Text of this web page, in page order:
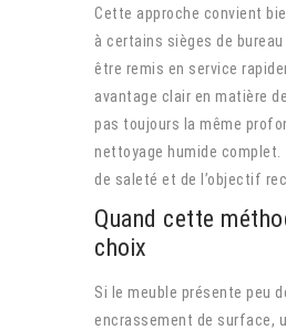
Cette approche convient
à certains sièges de
être remis en service
avantage clair en matière
pas toujours la même
nettoyage humide complet.
de saleté et de l’objectif
Quand cette
choix
Si le meuble présente peu
encrassement de surface,